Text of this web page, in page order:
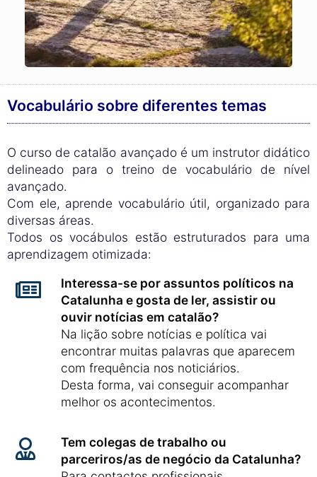
Vocabulário sobre diferentes temas
O curso de catalão avançado é um instrutor didático
delineado para o treino de vocabulário de nível
avançado.
Com ele, aprende vocabulário útil, organizado para
diversas áreas.
Todos os vocábulos estão estruturados para uma
aprendizagem otimizada:
Interessa-se por assuntos políticos na
Catalunha e gosta de ler, assistir ou
ouvir notícias em catalão?
Na lição sobre notícias e política vai
encontrar muitas palavras que aparecem
com frequência nos noticiários.
Desta forma, vai conseguir acompanhar
melhor os acontecimentos.
Tem colegas de trabalho ou
parceriros/as de negócio da Catalunha?